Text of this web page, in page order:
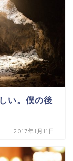
い。僕の後
2017年1月11日